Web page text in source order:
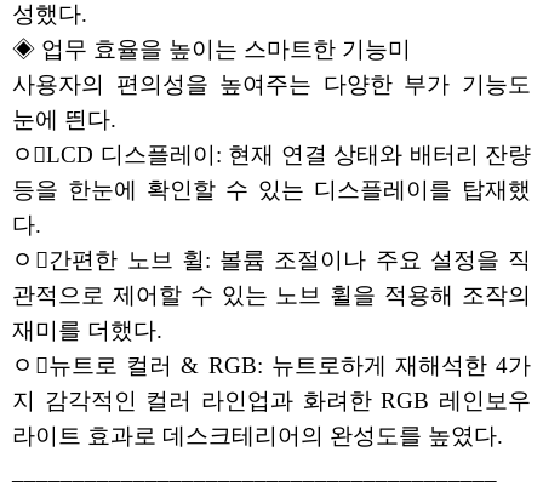
성했다.
◈ 업무 효율을 높이는 스마트한 기능미
사용자의 편의성을 높여주는 다양한 부가 기능도
눈에 띈다.
ﾷLCD 디스플레이: 현재 연결 상태와 배터리 잔량
등을 한눈에 확인할 수 있는 디스플레이를 탑재했
다.
ﾷ간편한 노브 휠: 볼륨 조절이나 주요 설정을 직
관적으로 제어할 수 있는 노브 휠을 적용해 조작의
재미를 더했다.
ﾷ뉴트로 컬러 & RGB: 뉴트로하게 재해석한 4가
지 감각적인 컬러 라인업과 화려한 RGB 레인보우
라이트 효과로 데스크테리어의 완성도를 높였다.